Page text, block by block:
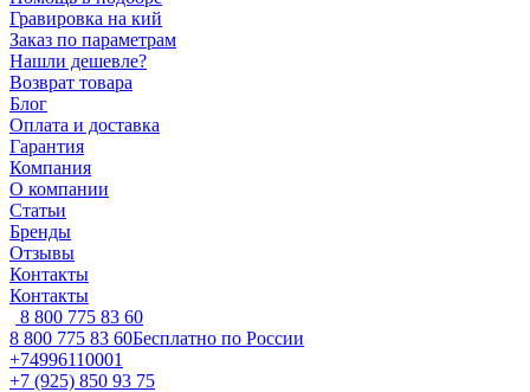
Гравировка на кий
Заказ по параметрам
Нашли дешевле?
Возврат товара
Блог
Оплата и доставка
Гарантия
Компания
О компании
Статьи
Бренды
Отзывы
Контакты
Контакты
8 800 775 83 60
8 800 775 83 60Бесплатно по России
+74996110001
+7 (925) 850 93 75